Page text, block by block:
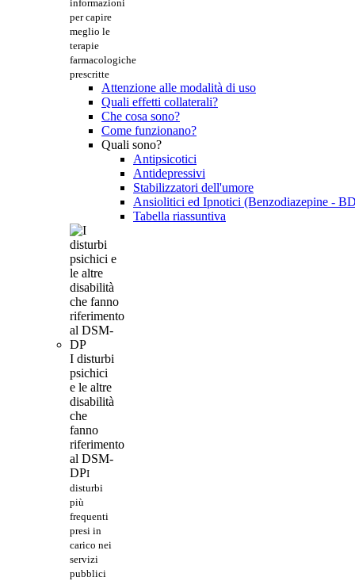
informazioni
per capire
meglio le
terapie
farmacologiche
prescritte
Attenzione alle modalità di uso
Quali effetti collaterali?
Che cosa sono?
Come funzionano?
Quali sono?
Antipsicotici
Antidepressivi
Stabilizzatori dell'umore
Ansiolitici ed Ipnotici (Benzodiazepine -
Tabella riassuntiva
I disturbi
psichici
e le altre
disabilità
che
fanno
riferimento
al DSM-
DPI
disturbi
più
frequenti
presi in
carico nei
servizi
pubblici